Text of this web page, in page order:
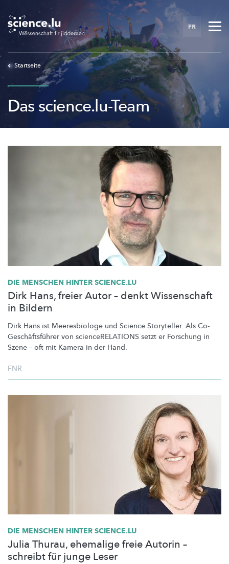
main
content
FR
Startseite
Das science.lu-Team
DIE MENSCHEN HINTER SCIENCE.LU
Dirk Hans, freier Autor – denkt Wissenschaft
in Bildern
Dirk Hans ist Meeresbiologe und Science Storyteller. Als Co-
Geschäftsführer von scienceRELATIONS setzt er Forschung in
Szene – oft mit Kamera in der Hand.
FNR
DIE MENSCHEN HINTER SCIENCE.LU
Julia Thurau, ehemalige freie Autorin –
schreibt für junge Leser